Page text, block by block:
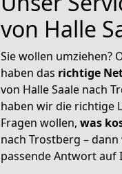
von Halle
Sie wollen umziehen?
haben das richtige
von Halle Saale nach
haben wir die richtige
Fragen wollen, was
nach Trostberg –
passende Antwort auf